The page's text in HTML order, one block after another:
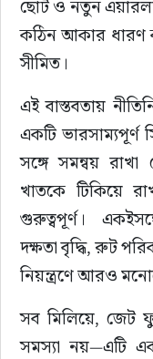
ছোট ও নতুন
কঠিন আকার ধারণ
সীমিত।
এই বাস্তবতায়
একটি ভারসাম্যপূর্ণ
সঙ্গে সমন্বয়
খাতকে টিকিয়ে
গুরুত্বপূর্ণ।
দক্ষতা বৃদ্ধি, রুট
নিয়ন্ত্রণে আরও
সব মিলিয়ে, জেট
সমস্যা নয়—এটি